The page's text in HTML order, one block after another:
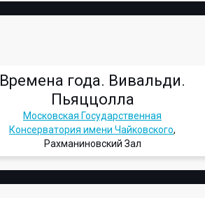
Времена года. Вивальди.
Пьяццолла
Московская Государственная
Консерватория имени Чайковского,
Рахманиновский Зал